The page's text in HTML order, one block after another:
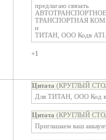
предлагаю связать
АВТОТРАНСПОРТНОЕ
ТРАНСПОРТНАЯ
и
ТИТАН, ООО Кодв
+1
Цитата (КРУГЛЫЙ
Для ТИТАН, ООО Код в
Цитата (КРУГЛЫЙ
Приглашаем ваш